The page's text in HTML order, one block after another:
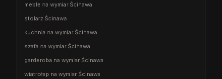
meble na wymiar Ścinawa
stolarz Ścinawa
kuchnia na wymiar Ścinawa
szafa na wymiar Ścinawa
garderoba na wymiar Ścinawa
wiatrołap na wymiar Ścinawa